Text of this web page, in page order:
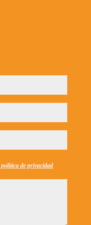
política de privacidad